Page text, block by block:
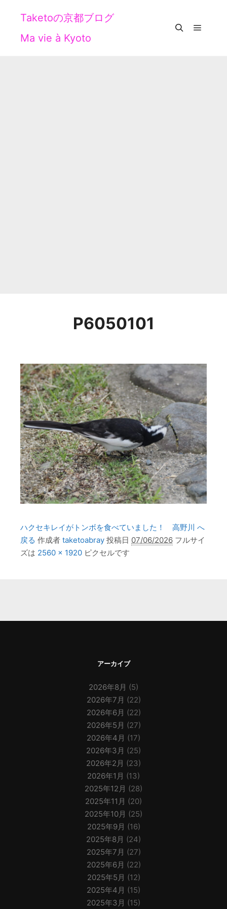
Taketoの京都ブログ
Ma vie à Kyoto
P6050101
ハクセキレイがトンボを食べていました！ 高野川 へ
戻る 作成者 taketoabray 投稿日 07/06/2026 フルサイ
ズは 2560 × 1920 ピクセルです
アーカイブ
2026年8月 (5)
2026年7月 (22)
2026年6月 (22)
2026年5月 (27)
2026年4月 (17)
2026年3月 (25)
2026年2月 (23)
2026年1月 (13)
2025年12月 (28)
2025年11月 (20)
2025年10月 (25)
2025年9月 (16)
2025年8月 (24)
2025年7月 (27)
2025年6月 (22)
2025年5月 (12)
2025年4月 (15)
2025年3月 (15)